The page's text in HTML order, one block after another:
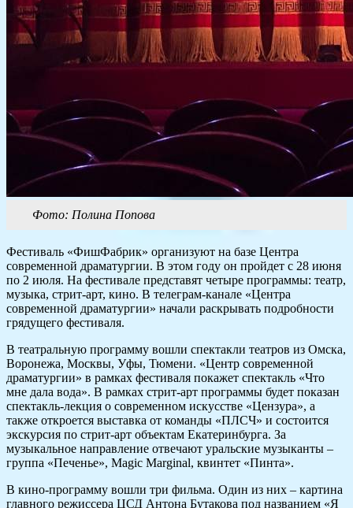
Фото: Полина Попова
Фестиваль «ФишФабрик» организуют на базе Центра
современной драматургии. В этом году он пройдет с 28 июня
по 2 июля. На фестивале представят четыре программы: театр,
музыка, стрит-арт, кино. В телеграм-канале «Центра
современной драматургии» начали раскрывать подробности
грядущего фестиваля.
В театральную программу вошли спектакли театров из Омска,
Воронежа, Москвы, Уфы, Тюмени. «Центр современной
драматургии» в рамках фестиваля покажет спектакль «Что
мне дала вода». В рамках стрит-арт программы будет показан
спектакль-лекция о современном искусстве «Цензура», а
также откроется выставка от команды «ПЛСЧ» и состоится
экскурсия по стрит-арт объектам Екатеринбурга. За
музыкальное направление отвечают уральские музыканты –
группа «Печенье», Magic Marginal, квинтет «Пинта».
В кино-программу вошли три фильма. Один из них – картина
главного режиссера ЦСД Антона Бутакова под названием «Я